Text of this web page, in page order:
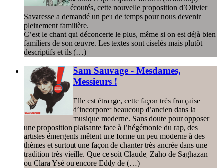
écoutés, cette nouvelle proposition d’Olivier
Savaresse a demandé un peu de temps pour nous devenir
pleinement familière.
C’est le chant qui déconcerte le plus, même si on est déjà bien
familiers de son œuvre. Les textes sont ciselés mais plutôt
descriptifs et ils (…)
Sam Sauvage - Mesdames,
Messieurs !
Elle est étrange, cette façon très française
d’incorporer beaucoup d’ancien dans la
musique moderne. Sans doute pour opposer
une proposition plaisante face à l’hégémonie du rap, des
artistes émergents mêlent une forme un peu moderne à des
thèmes et surtout une façon de chanter très ancrée dans une
tradition très vieille. Que ce soit Claude, Zaho de Saghazan
ou Clara Ysé ou encore Eddy de (…)